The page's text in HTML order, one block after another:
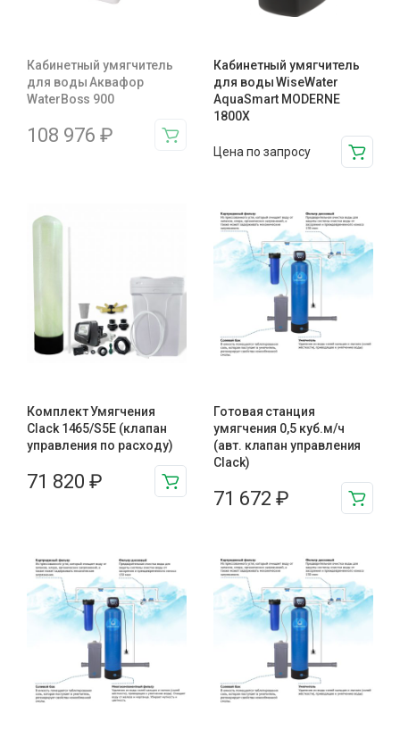
Кабинетный умягчитель
для воды Аквафор
WaterBoss 900
108 976 ₽
Кабинетный умягчитель
для воды WiseWater
AquaSmart MODERNE
1800X
Цена по запросу
Комплект Умягчения
Clack 1465/S5E (клапан
управления по расходу)
71 820 ₽
Готовая станция
умягчения 0,5 куб.м/ч
(авт. клапан управления
Clack)
71 672 ₽